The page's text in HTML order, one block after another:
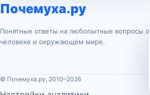
Почемуха.ру
Понятные ответы на любопытные вопросы о
человеке и окружающем мире.
© Почемуха.ру, 2010–2026